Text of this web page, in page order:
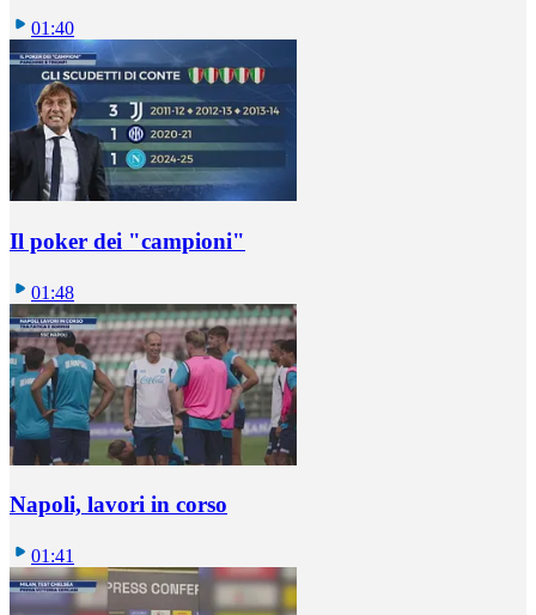
01:40
Il poker dei "campioni"
01:48
Napoli, lavori in corso
01:41